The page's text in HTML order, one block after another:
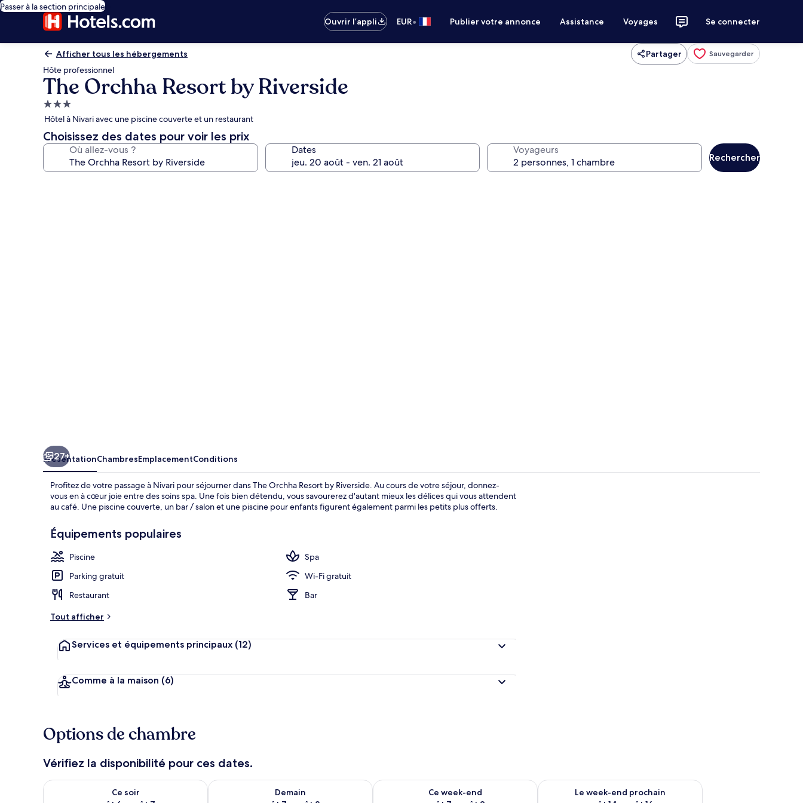
Passer à la section principale
Ouvrir l’appli
EUR• Publier votre annonce Assistance Voyages Se connecter
Afficher tous les hébergements Partager Sauvegarder
Hôte professionnel
The Orchha Resort by Riverside
Hébergement
3.0 étoiles
Hôtel à Nivari avec une piscine couverte et un restaurant
Choisissez des dates pour voir les prix
Où allez-vous ? Dates Voyageurs
Rechercher
Coin salon dans le hall
27+
PrésentationChambresEmplacementConditions
Profitez de votre passage à Nivari pour séjourner dans The Orchha Resort by Riverside. Au cours de votre séjour, donnez-
vous en à cœur joie entre des soins spa. Une fois bien détendu, vous savourerez d'autant mieux les délices qui vous attendent
au café. Une piscine couverte, un bar / salon et une piscine pour enfants figurent également parmi les petits plus offerts.
Équipements populaires
Piscine
Spa
Parking gratuit
Wi-Fi gratuit
Restaurant
Bar
Tout afficher
Services et équipements principaux (12)
Comme à la maison (6)
Options de chambre
Vérifiez la disponibilité pour ces dates.
Ce soir
Vérifier la disponibilité pour ce soir août 6 - août 7
Demain
Vérifier la disponibilité pour demain août 7 - août 8
Ce week-end
Vérifier la disponibilité pour ce week-end août 7 - août 9
Le week-end prochain
Vérifier la disponibilité pour le week-end prochain août 14 -